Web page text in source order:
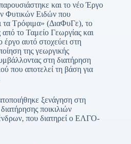
και το νέο Έργο
Φυτικών Ειδών που
τα Τρόφιμα» (ΔιαΦυΓε), το
από το Ταμείο Γεωργίας και
αυτό στοχεύει στη
της γεωργικής
στη διατήρηση
που αποτελεί τη βάση για
ξενάγηση στη
ποικιλιών
που διατηρεί ο ΕΛΓΟ-